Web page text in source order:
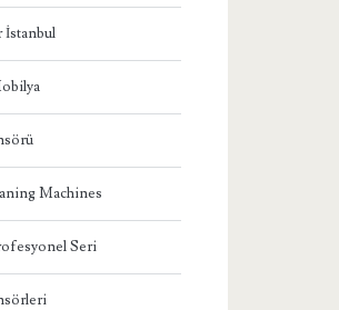
İstanbul
Machines
Seri